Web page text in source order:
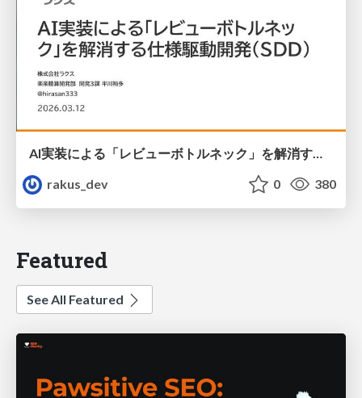
AI実装による「レビューボトルネック」を解消する仕様駆動開発（SDD）/ ai-sdd-review-bottleneck
rakus_dev
0 380
Featured
See All Featured